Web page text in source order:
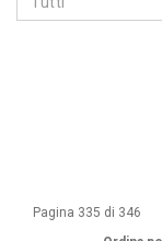
Pagina 335 di 346